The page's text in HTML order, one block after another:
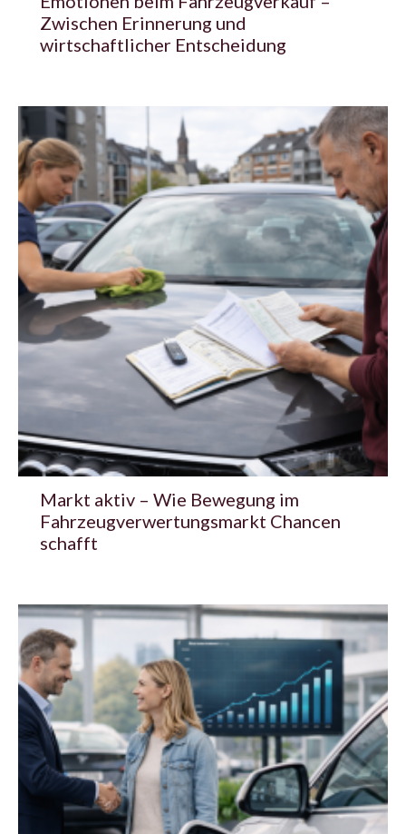
Zwischen Erinnerung und
wirtschaftlicher Entscheidung
Markt aktiv – Wie Bewegung im
Fahrzeugverwertungsmarkt Chancen
schafft